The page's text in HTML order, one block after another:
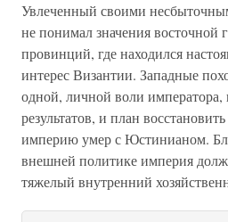
Увлеченный своими
не понимал значения восточной
провинций, где находился
интерес Византии. Западные
одной, личной воли
результатов, и план
империю умер с Юстинианом.
внешней политике империя
тяжелый внутренний